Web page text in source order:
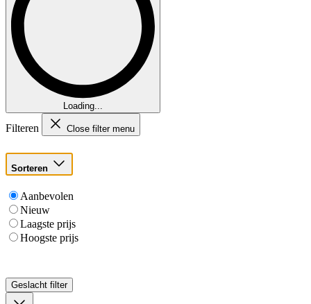
Loading...
Filteren Close filter menu
Sorteren
Aanbevolen
Nieuw
Laagste prijs
Hoogste prijs
Geslacht filter